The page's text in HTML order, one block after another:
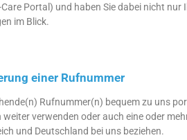
Portal) und haben Sie dabei nicht nur
im Blick.
einer Rufnummer
Rufnummer(n) bequem zu uns
verwenden oder auch eine oder
und Deutschland bei uns beziehen.